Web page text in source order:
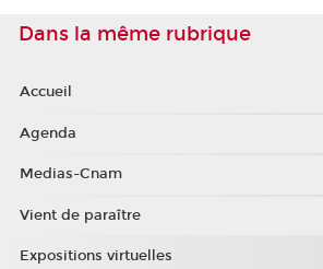
Dans la même rubrique
Accueil
Agenda
Medias-Cnam
Vient de paraître
Expositions virtuelles